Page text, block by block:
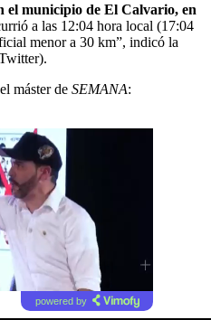
el municipio de El Calvario, en
a las 12:04 hora local (17:04
menor a 30 km”, indicó la
máster de SEMANA:
powered by